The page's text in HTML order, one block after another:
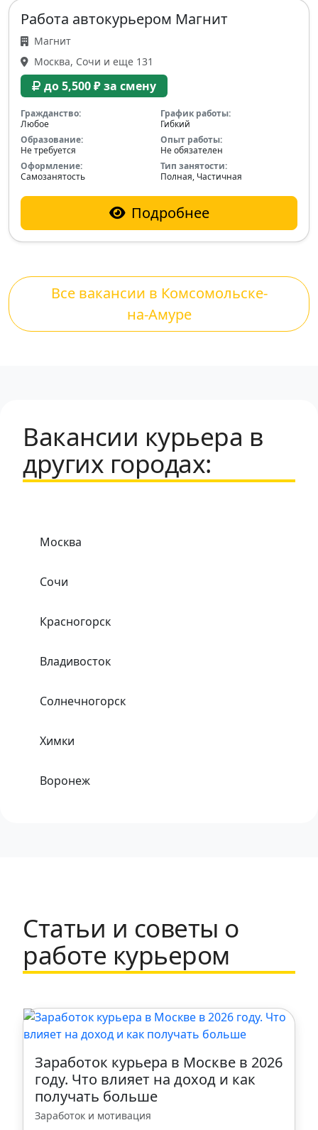
Работа автокурьером Магнит
Магнит
Москва, Сочи и еще 131
до 5,500 ₽ за смену
Гражданство:
Любое
График работы:
Гибкий
Образование:
Не требуется
Опыт работы:
Не обязателен
Оформление:
Самозанятость
Тип занятости:
Полная, Частичная
Подробнее
Все вакансии в Комсомольске-
на-Амуре
Вакансии курьера в
других городах:
Москва
Сочи
Красногорск
Владивосток
Солнечногорск
Химки
Воронеж
Набережные Челны
Санкт-Петербург
Казань
Ростов-на-Дону
Статьи и советы о
работе курьером
Заработок курьера в Москве в 2026
году. Что влияет на доход и как
получать больше
Заработок и мотивация